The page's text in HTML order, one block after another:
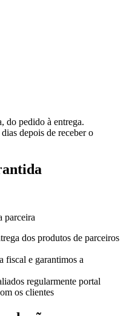
do pedido à entrega.
depois de receber o
parceira
dos produtos de parceiros
fiscal e garantimos a
regularmente portal
os clientes